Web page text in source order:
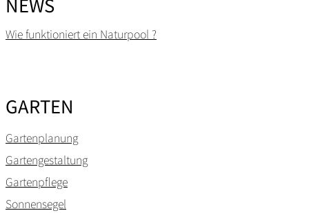
Wie funktioniert ein Naturpool ?
GARTEN
Gartenplanung
Gartengestaltung
Gartenpflege
Sonnensegel